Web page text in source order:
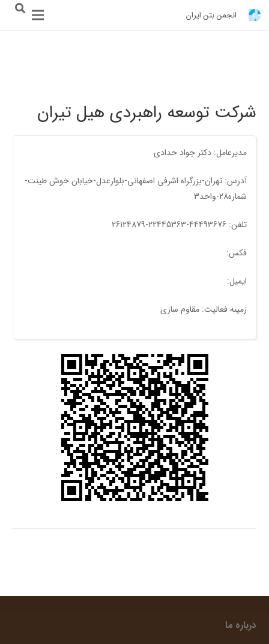
انجمن بتن ایران
شرکت توسعه راهبردی هیل تیران
مدیرعامل: دکتر جواد حدادی
آدرس: تهران-بزرگراه اشرفی اصفهانی-بلوارعدل-خیابان خوش طینت-
شماره28-واحد3
تلفن: 44493676-22445363-26124879
فکس:
ایمیل:
زمینه فعالیت: مقاوم سازی
درباره ما